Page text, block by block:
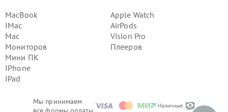
Мы принимаем
MacBook
IMac
Mac
Мониторов
Мини ПК
IPhone
IPad
Apple Watch
AirPods
Vision Pro
Плееров
Замена аккумулятора iPad Apple в г.
Самара
Замена аккумулятора iPad Apple в г.
Пермь
Замена аккумулятора iPad Apple в г.
Красноярск
Замена аккумулятора iPad Apple в г.
Ижевск
Челябинск
Замена аккумулятора iPad Apple в г.